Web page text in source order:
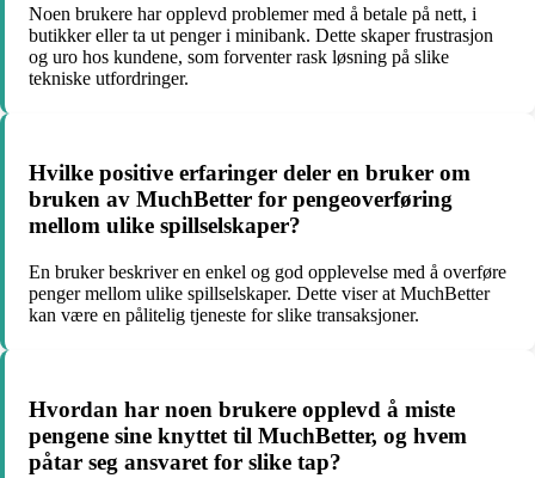
Noen brukere har opplevd problemer med å betale på nett, i
butikker eller ta ut penger i minibank. Dette skaper frustrasjon
og uro hos kundene, som forventer rask løsning på slike
tekniske utfordringer.
Hvilke positive erfaringer deler en bruker om
bruken av MuchBetter for pengeoverføring
mellom ulike spillselskaper?
En bruker beskriver en enkel og god opplevelse med å overføre
penger mellom ulike spillselskaper. Dette viser at MuchBetter
kan være en pålitelig tjeneste for slike transaksjoner.
Hvordan har noen brukere opplevd å miste
pengene sine knyttet til MuchBetter, og hvem
påtar seg ansvaret for slike tap?